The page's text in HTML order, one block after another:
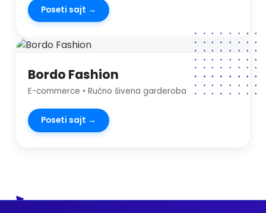
Poseti sajt →
Bordo Fashion
E-commerce • Ručno šivena garderoba
Poseti sajt →